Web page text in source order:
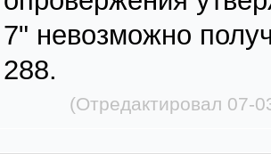
7" невозможно
288.
(Отредактировал 07-